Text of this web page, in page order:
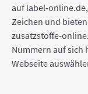
auf label-
Zeichen und
zusatzstoffe-
Nummern auf sich
Webseite